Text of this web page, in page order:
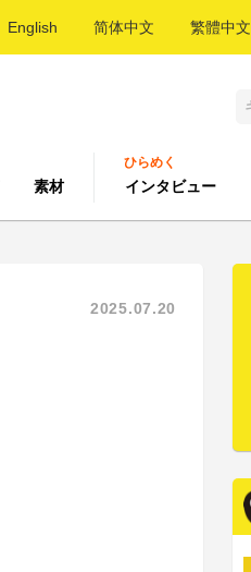
English 简体中文 繁體中文
素材
ひらめく
インタビュー
2025.07.20